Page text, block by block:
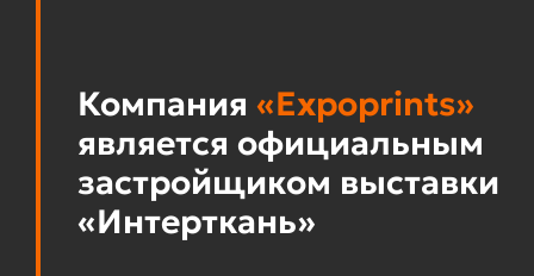
Компания «Expoprints»
является официальным
застройщиком выставки
«Интерткань»